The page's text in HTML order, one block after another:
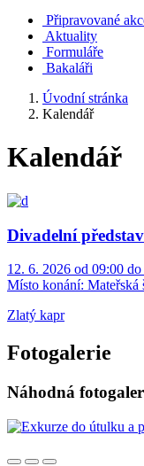
Připravované
Aktuality
Formuláře
Bakaláři
Úvodní stránka
Kalendář
Kalendář
Divadelní
12. 6. 2026 od 09:00
Místo konání: Mateřská
Zlatý kapr
Fotogalerie
Náhodná